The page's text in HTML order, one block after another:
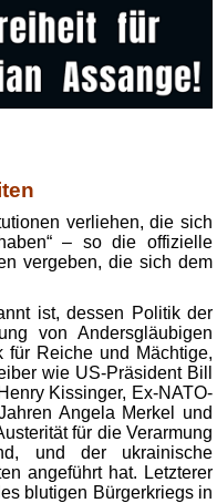
verliehen, die sich
– so die offizielle
vergeben, die sich dem
ist, dessen Politik der
von Andersgläubigen
für Reiche und Mächtige,
wie US-Präsident Bill
Kissinger, Ex-NATO-
Angela Merkel und
für die Verarmung
und der ukrainische
angeführt hat. Letzterer
blutigen Bürgerkriegs in